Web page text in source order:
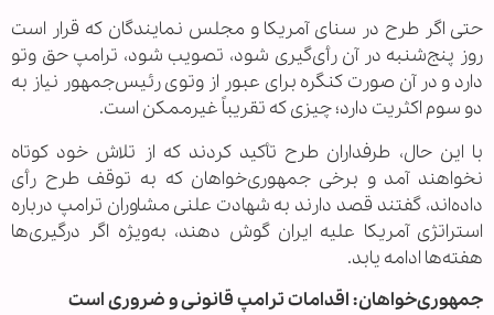
حتی اگر طرح در سنای آمریکا و مجلس نمایندگان که قرار است
روز پنج‌شنبه در آن رأی‌گیری شود، تصویب شود، ترامپ حق وتو
دارد و در آن صورت کنگره برای عبور از وتوی رئیس‌جمهور نیاز به
دو سوم اکثریت دارد؛ چیزی که تقریباً غیرممکن است.
با این حال، طرفداران طرح تأکید کردند که از تلاش خود کوتاه
نخواهند آمد و برخی جمهوری‌خواهان که به توقف طرح رأی
داده‌اند، گفتند قصد دارند به شهادت علنی مشاوران ترامپ درباره
استراتژی آمریکا علیه ایران گوش دهند، به‌ویژه اگر درگیری‌ها
هفته‌ها ادامه یابد.
جمهوری‌خواهان: اقدامات ترامپ قانونی و ضروری است